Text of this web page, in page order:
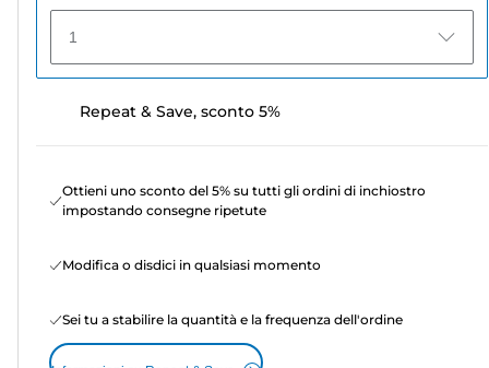
1
Repeat & Save, sconto 5%
Ottieni uno sconto del 5% su tutti gli ordini di inchiostro
impostando consegne ripetute
Modifica o disdici in qualsiasi momento
Sei tu a stabilire la quantità e la frequenza dell'ordine